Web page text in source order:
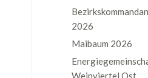
2026
Maibaum 2026
Weinviertel Ost